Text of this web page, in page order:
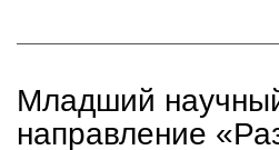
Младший
направление